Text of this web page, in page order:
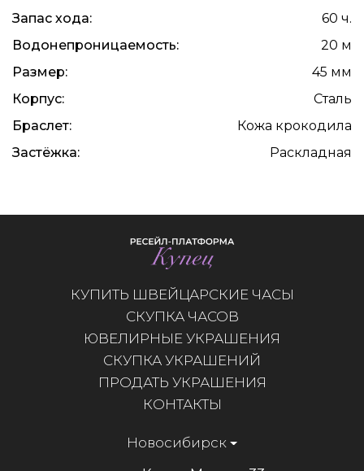
Запас хода:
60 ч.
Водонепроницаемость:
20 м
Размер:
45 мм
Корпус:
Сталь
Браслет:
Кожа крокодила
Застёжка:
Раскладная
КУПИТЬ ШВЕЙЦАРСКИЕ ЧАСЫ
СКУПКА ЧАСОВ
ЮВЕЛИРНЫЕ УКРАШЕНИЯ
СКУПКА УКРАШЕНИЙ
ПРОДАТЬ УКРАШЕНИЯ
КОНТАКТЫ
Новосибирск